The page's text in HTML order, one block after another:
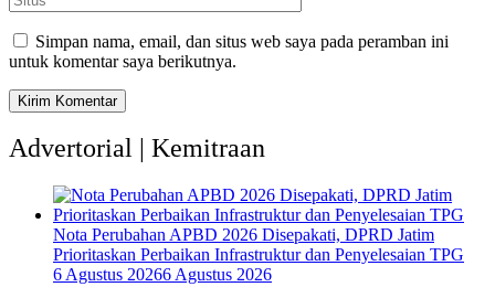
Simpan nama, email, dan situs web saya pada peramban ini
untuk komentar saya berikutnya.
Advertorial | Kemitraan
Nota Perubahan APBD 2026 Disepakati, DPRD Jatim
Prioritaskan Perbaikan Infrastruktur dan Penyelesaian TPG
6 Agustus 20266 Agustus 2026